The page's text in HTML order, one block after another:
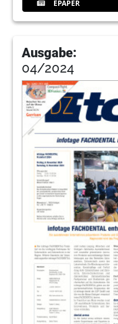
EPAPER
Ausgabe:
04/2024